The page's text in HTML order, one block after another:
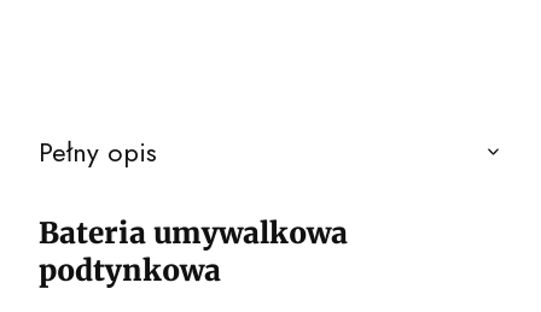
Pełny opis
Bateria umywalkowa
podtynkowa